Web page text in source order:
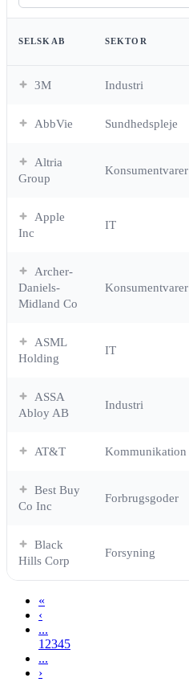
SELSKAB SEKTOR
3M Industri
AbbVie Sundhedspleje
Altria
Group
Konsumentvarer
Apple
Inc
IT
Archer-
Daniels-
Midland Co
Konsumentvarer
ASML
Holding
IT
ASSA
Abloy AB
Industri
AT&T Kommunikation
Best Buy
Co Inc
Forbrugsgoder
Black
Hills Corp
Forsyning
«
‹
...
1 2345
...
›